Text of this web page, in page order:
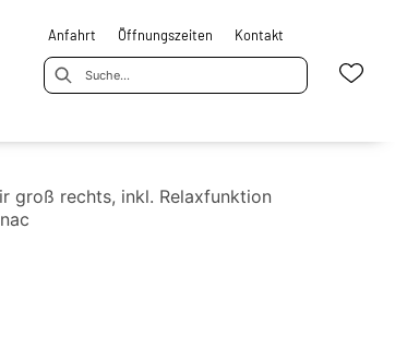
Anfahrt Öffnungszeiten Kontakt
groß rechts, inkl. Relaxfunktion